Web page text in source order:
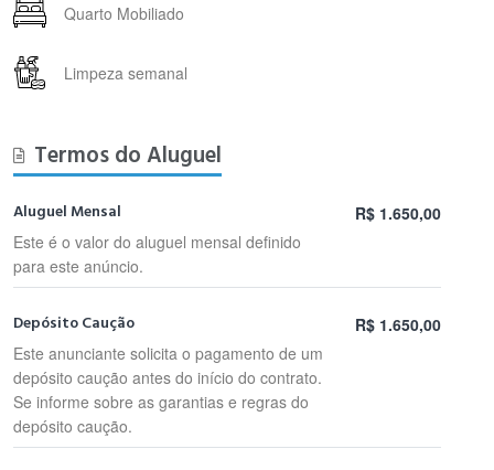
Quarto Mobiliado
Limpeza semanal
Termos do Aluguel
Aluguel Mensal
Este é o valor do aluguel mensal definido
para este anúncio.
R$ 1.650,00
Depósito Caução
Este anunciante solicita o pagamento de um
depósito caução antes do início do contrato.
Se informe sobre as garantias e regras do
depósito caução.
R$ 1.650,00